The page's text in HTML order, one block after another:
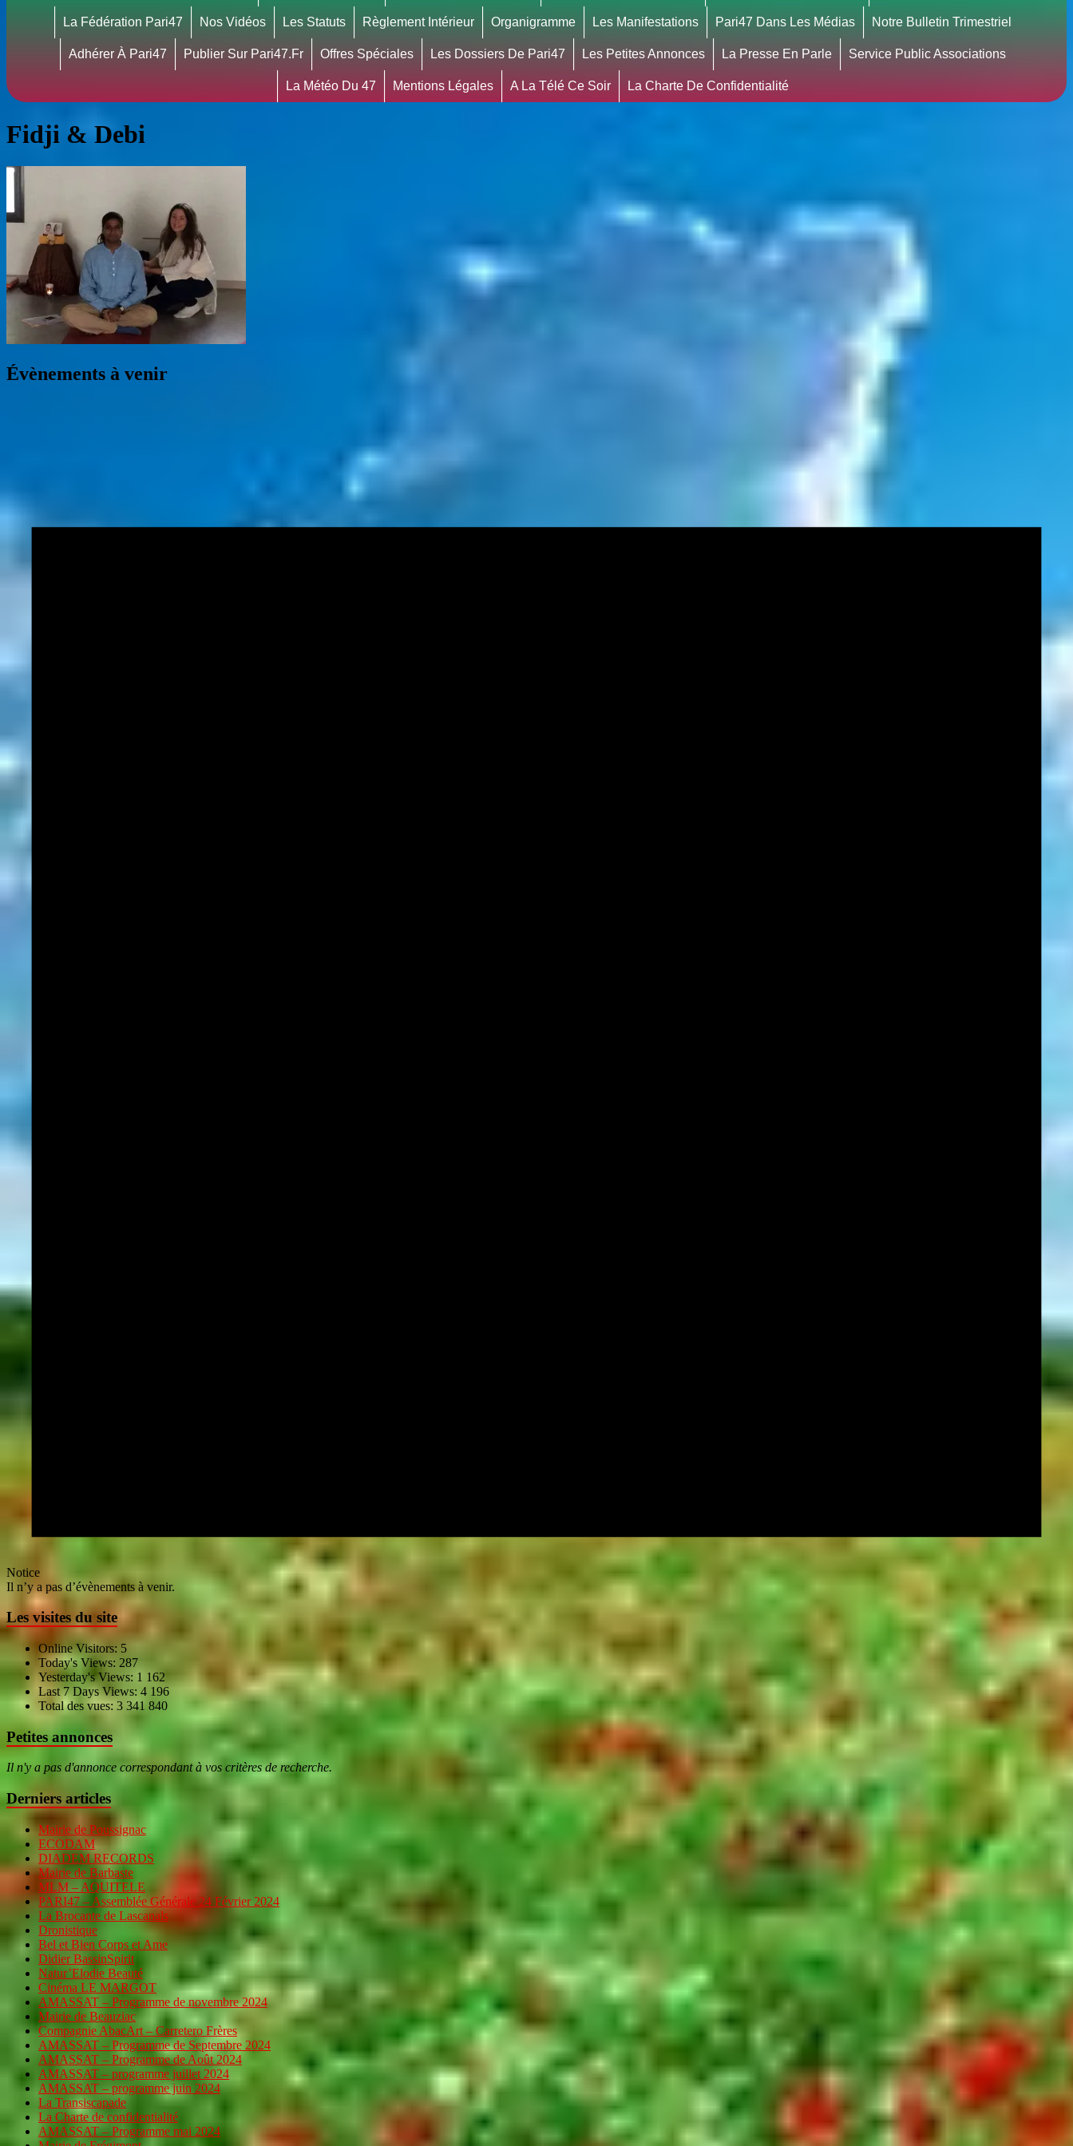
La Fédération Pari47 Nos Vidéos Les Statuts Règlement Intérieur Organigramme Les Manifestations Pari47 Dans Les Médias Notre Bulletin Trimestriel
Adhérer À Pari47 Publier Sur Pari47.fr Offres Spéciales Les Dossiers De Pari47 Les Petites Annonces La Presse En Parle Service Public Associations
La Météo Du 47 Mentions Légales A La Télé Ce Soir La Charte De Confidentialité
Fidji & Debi
Évènements à venir
Notice
Il n’y a pas d’évènements à venir.
Les visites du site
Online Visitors: 5
Today's Views: 287
Yesterday's Views: 1 162
Last 7 Days Views: 4 196
Total des vues: 3 341 840
Petites annonces
Il n'y a pas d'annonce correspondant à vos critères de recherche.
Derniers articles
Mairie de Poussignac
ECODAM
DIADEM RECORDS
Mairie de Barbaste
MLM – AQUITELE
PARI47 – Assemblée Générale 24 Février 2024
La Brocante de Lascanals
Dronistique
Bel et Bien Corps et Ame
Didier BassinSpirit
Natur’Elodie Beauté
Cinéma LE MARGOT
AMASSAT – Programme de novembre 2024
Mairie de Beauziac
Compagnie AbacArt – Carretero Frères
AMASSAT – Programme de Septembre 2024
AMASSAT – Programme de Août 2024
AMASSAT – programme juillet 2024
AMASSAT – programme juin 2024
La Transiscapade
La Charte de confidentialité
AMASSAT – Programme mai 2024